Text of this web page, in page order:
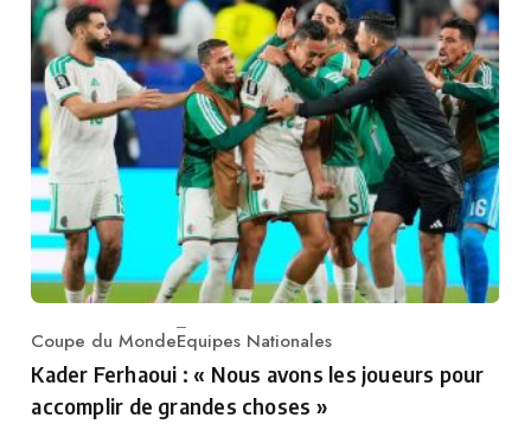
Category
Coupe du MondeEquipes Nationales
Kader Ferhaoui : « Nous avons les joueurs pour
accomplir de grandes choses »